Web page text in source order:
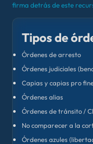
firma detrás de este
Tipos de
Órdenes de arresto
Órdenes judiciales
Capias y capias pro
Órdenes alias
Órdenes de tránsito /
No comparecer a la
Órdenes azules